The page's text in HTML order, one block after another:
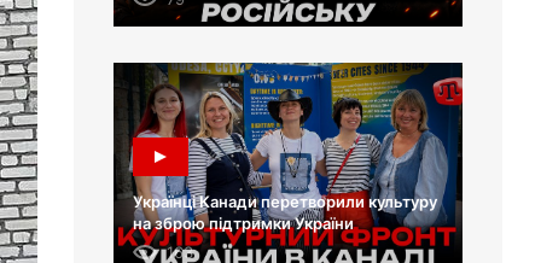
Українці Канади перетворили культуру
на зброю підтримки України
163